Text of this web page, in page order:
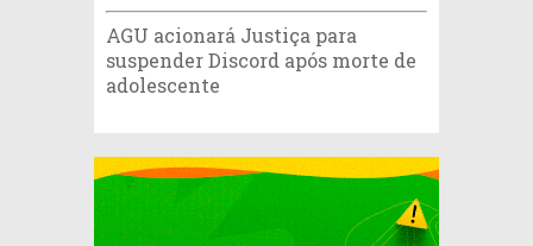
AGU acionará Justiça para
suspender Discord após morte de
adolescente